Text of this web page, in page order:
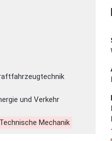
und Verkehr
Mechanik